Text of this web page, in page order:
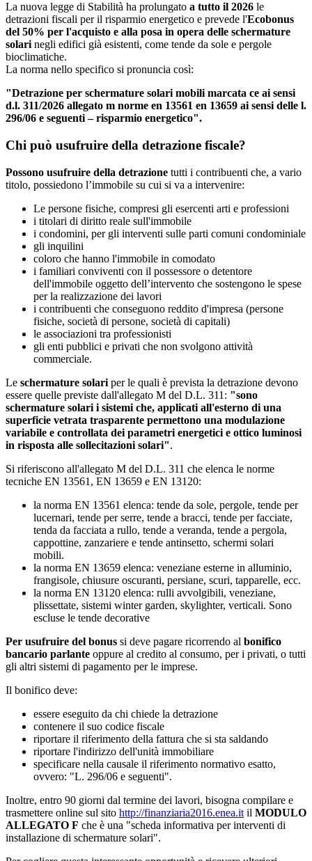
La nuova legge di Stabilità ha prolungato a tutto il 2026 le
detrazioni fiscali per il risparmio energetico e prevede l'Ecobonus
del 50% per l'acquisto e alla posa in opera delle schermature
solari negli edifici già esistenti, come tende da sole e pergole
bioclimatiche.
La norma nello specifico si pronuncia così:
"Detrazione per schermature solari mobili marcata ce ai sensi
d.l. 311/2026 allegato m norme en 13561 en 13659 ai sensi delle l.
296/06 e seguenti – risparmio energetico".
Chi può usufruire della detrazione fiscale?
Possono usufruire della detrazione tutti i contribuenti che, a vario
titolo, possiedono l’immobile su cui si va a intervenire:
Le persone fisiche, compresi gli esercenti arti e professioni
i titolari di diritto reale sull'immobile
i condomini, per gli interventi sulle parti comuni condominiale
gli inquilini
coloro che hanno l'immobile in comodato
i familiari conviventi con il possessore o detentore
dell'immobile oggetto dell’intervento che sostengono le spese
per la realizzazione dei lavori
i contribuenti che conseguono reddito d'impresa (persone
fisiche, società di persone, società di capitali)
le associazioni tra professionisti
gli enti pubblici e privati che non svolgono attività
commerciale.
Le schermature solari per le quali è prevista la detrazione devono
essere quelle previste dall'allegato M del D.L. 311: "sono
schermature solari i sistemi che, applicati all'esterno di una
superficie vetrata trasparente permettono una modulazione
variabile e controllata dei parametri energetici e ottico luminosi
in risposta alle sollecitazioni solari".
Si riferiscono all'allegato M del D.L. 311 che elenca le norme
tecniche EN 13561, EN 13659 e EN 13120:
la norma EN 13561 elenca: tende da sole, pergole, tende per
lucernari, tende per serre, tende a bracci, tende per facciate,
tenda da facciata a rullo, tende a veranda, tende a pergola,
cappottine, zanzariere e tende antinsetto, schermi solari
mobili.
la norma EN 13659 elenca: veneziane esterne in alluminio,
frangisole, chiusure oscuranti, persiane, scuri, tapparelle, ecc.
la norma EN 13120 elenca: rulli avvolgibili, veneziane,
plissettate, sistemi winter garden, skylighter, verticali. Sono
escluse le tende decorative
Per usufruire del bonus si deve pagare ricorrendo al bonifico
bancario parlante oppure al credito al consumo, per i privati, o tutti
gli altri sistemi di pagamento per le imprese.
Il bonifico deve:
essere eseguito da chi chiede la detrazione
contenere il suo codice fiscale
riportare il riferimento della fattura che si sta saldando
riportare l'indirizzo dell'unità immobiliare
specificare nella causale il riferimento normativo esatto,
ovvero: "L. 296/06 e seguenti".
Inoltre, entro 90 giorni dal termine dei lavori, bisogna compilare e
trasmettere online sul sito http://finanziaria2016.enea.it il MODULO
ALLEGATO F che è una "scheda informativa per interventi di
installazione di schermature solari".